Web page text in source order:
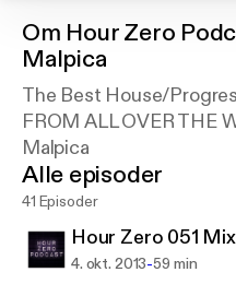
Om Hour Zero
Malpica
The Best House/
FROM ALL OVER THE
Malpica
Alle episoder
41 Episoder
Hour Zero 051
4. okt. 2013-59 min